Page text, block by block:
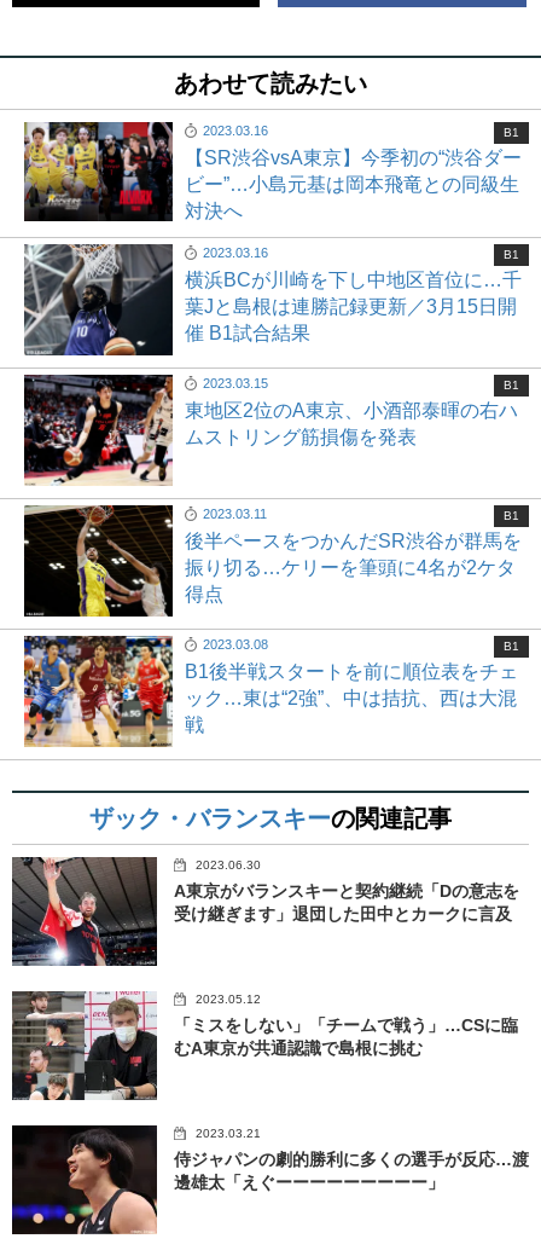
あわせて読みたい
2023.03.16
【SR渋谷vsA東京】今季初の“渋谷ダー
ビー”…小島元基は岡本飛竜との同級生
対決へ
B1
2023.03.16
横浜BCが川崎を下し中地区首位に…千
葉Jと島根は連勝記録更新／3月15日開
催 B1試合結果
B1
2023.03.15
東地区2位のA東京、小酒部泰暉の右ハ
ムストリング筋損傷を発表
B1
2023.03.11
後半ペースをつかんだSR渋谷が群馬を
振り切る…ケリーを筆頭に4名が2ケタ
得点
B1
2023.03.08
B1後半戦スタートを前に順位表をチェ
ック…東は“2強”、中は拮抗、西は大混
戦
B1
ザック・バランスキーの関連記事
2023.06.30
A東京がバランスキーと契約継続「Dの意志を
受け継ぎます」退団した田中とカークに言及
2023.05.12
「ミスをしない」「チームで戦う」…CSに臨
むA東京が共通認識で島根に挑む
2023.03.21
侍ジャパンの劇的勝利に多くの選手が反応…渡
邊雄太「えぐーーーーーーーーー」